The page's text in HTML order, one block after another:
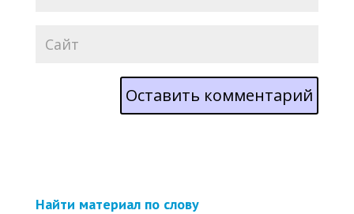
Найти материал по слову